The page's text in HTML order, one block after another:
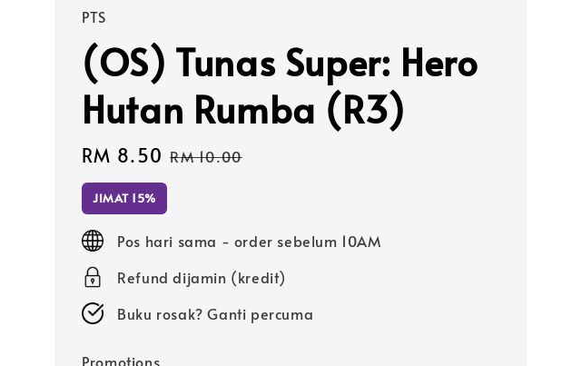
PTS
(OS) Tunas Super: Hero
Hutan Rumba (R3)
Sale
price
RM 8.50 Regular
RM 10.00
JIMAT 15%
Pos hari sama - order sebelum 10AM
Refund dijamin (kredit)
Buku rosak? Ganti percuma
Promotions